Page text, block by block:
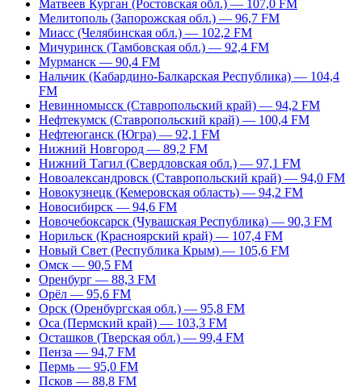
Матвеев Курган (Ростовская обл.) — 107,0 FM
Мелитополь (Запорожская обл.) — 96,7 FM
Миасс (Челябинская обл.) — 102,2 FM
Мичуринск (Тамбовская обл.) — 92,4 FM
Мурманск — 90,4 FM
Нальчик (Кабардино-Балкарская Республика) — 104,4
FM
Невинномысск (Ставропольский край) — 94,2 FM
Нефтекумск (Ставропольский край) — 100,4 FM
Нефтеюганск (Югра) — 92,1 FM
Нижний Новгород — 89,2 FM
Нижний Тагил (Свердловская обл.) — 97,1 FM
Новоалександровск (Ставропольский край) — 94,0 FM
Новокузнецк (Кемеровская область) — 94,2 FM
Новосибирск — 94,6 FM
Новочебоксарск (Чувашская Республика) — 90,3 FM
Норильск (Красноярский край) — 107,4 FM
Новый Свет (Республика Крым) — 105,6 FM
Омск — 90,5 FM
Оренбург — 88,3 FM
Орёл — 95,6 FM
Орск (Оренбургская обл.) — 95,8 FM
Оса (Пермский край) — 103,3 FM
Осташков (Тверская обл.) — 99,4 FM
Пенза — 94,7 FM
Пермь — 95,0 FM
Псков — 88,8 FM